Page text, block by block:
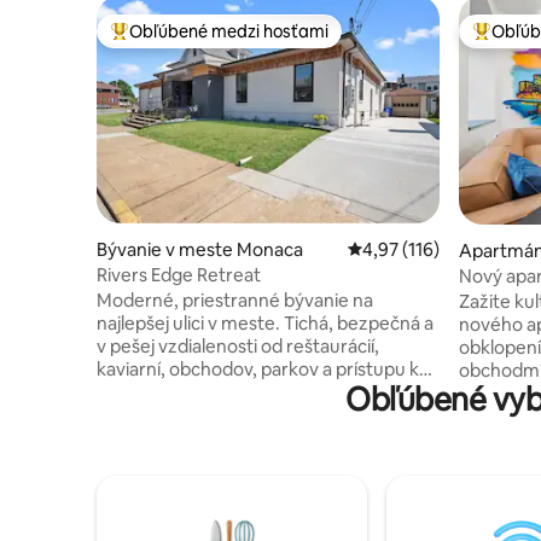
Najobľúbenejšie medzi hosťami
Obľúbené medzi hosťami
Bývanie v meste Monaca Priemerné
4,97 (116)
Rivers Edge Retreat
Moderné, priestranné bývanie na
najlepšej ulici v meste. Tichá, bezpečná a
v pešej vzdialenosti od reštaurácií,
kaviarní, obchodov, parkov a prístupu k
rieke. Úplne zrekonštruovaný s
granitovými doskami, skrinkami na
súkromné spálne s vlastnou kúpeľňou –
h
Nový
District s
Zažite
nového
od
ďalších
Obľúbené